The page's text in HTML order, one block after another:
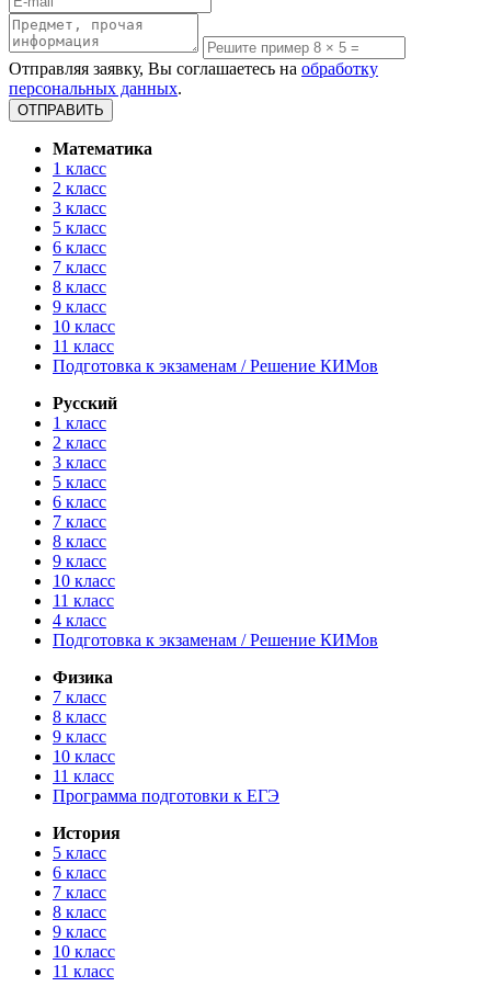
Отправляя заявку, Вы соглашаетесь на обработку
персональных данных.
Математика
1 класс
2 класс
3 класс
5 класс
6 класс
7 класс
8 класс
9 класс
10 класс
11 класс
Подготовка к экзаменам / Решение КИМов
Русский
1 класс
2 класс
3 класс
5 класс
6 класс
7 класс
8 класс
9 класс
10 класс
11 класс
4 класс
Подготовка к экзаменам / Решение КИМов
Физика
7 класс
8 класс
9 класс
10 класс
11 класс
Программа подготовки к ЕГЭ
История
5 класс
6 класс
7 класс
8 класс
9 класс
10 класс
11 класс